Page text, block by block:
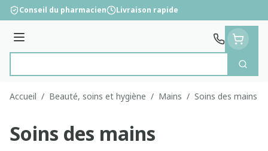
Aller au contenu
Conseil du pharmacien Livraison rapide
Menu
Accueil / Beauté, soins et hygiène / Mains / Soins des mains
Soins des mains